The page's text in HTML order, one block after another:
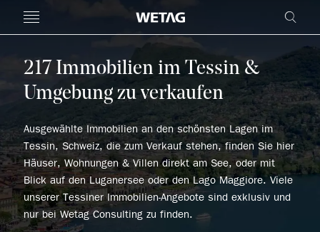
MENU
217 Immobilien im Tessin &
Umgebung zu verkaufen
Ausgewählte Immobilien an den schönsten Lagen im
Tessin, Schweiz, die zum Verkauf stehen, finden Sie hier
Häuser, Wohnungen & Villen direkt am See, oder mit
Blick auf den Luganersee oder den Lago Maggiore. Viele
unserer Tessiner Immobilien-Angebote sind exklusiv und
nur bei Wetag Consulting zu finden.